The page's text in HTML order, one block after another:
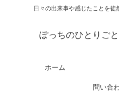
日々の出来事や感じたことを徒
ぽっちのひとりご
ホーム
問い合